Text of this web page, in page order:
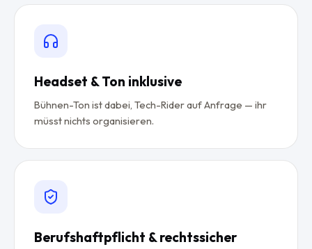
Headset & Ton inklusive
Bühnen-Ton ist dabei, Tech-Rider auf Anfrage — ihr
müsst nichts organisieren.
Berufshaftpflicht & rechtssicher